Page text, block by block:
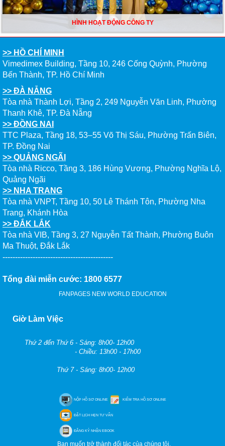
HÌNH HOẠT ĐỘNG CÔNG TY
>> HỒ CHÍ MINH
Vimedimex Building, Tầng 10, 246 Cống Quỳnh, Phường
Bến Thành, TP. Hồ Chí Minh
>> ĐÀ NẴNG
Tòa nhà Thành Lợi, Tầng 2, 249 Nguyễn Văn Linh, Phường
Thanh Khê, TP. Đà Nẵng
>> ĐỒNG NAI
TTC Plaza, Tầng 18, 53–55 Võ Thị Sáu, Phường Trấn Biên,
TP. Đồng Nai
>> QUẢNG NGÃI
Tòa nhà Ricco, Tầng 3, 186 Hùng Vương, Phường Nghĩa Lộ,
Quảng Ngãi
>> NHA TRANG
Tòa nhà VNPT, Tầng 10, 50 Lê Thánh Tôn, Phường Nha
Trang, Khánh Hòa
>> ĐẮK LẮK
Tòa nhà VIB, Tầng 3, 27 Nguyễn Tất Thành, Phường Buôn
Ma Thuột, Đắk Lắk
--------------------------------------------
Tổng đài miễn cước: 1800 6577
FANPAGES NEW WORLD EDUCATION
Giờ Làm Việc
Thứ 2 đến Thứ 6 - Sáng: 8h00- 12h00
- Chiều: 13h00 - 17h00
Thứ 7 - Sáng: 8h00- 12h00
NỘP HỒ SƠ ONLINE KIỂM TRA HỒ SƠ ONLINE
ĐẶT LỊCH HẸN TƯ VẤN
ĐĂNG KÝ NHẬN EBOOK
Bạn muốn trở thành đối tác của chúng tôi.